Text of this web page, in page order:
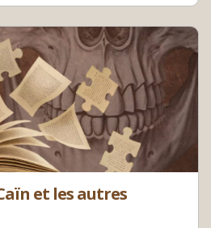
et les autres